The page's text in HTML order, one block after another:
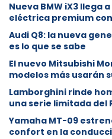
Nueva BMW iX3 llega
eléctrica premium
Audi Q8: la nueva
es lo que se sabe
⁠El nuevo Mitsubishi
modelos más usarán
Lamborghini rinde
una serie limitada del
Yamaha MT-09
confort en la